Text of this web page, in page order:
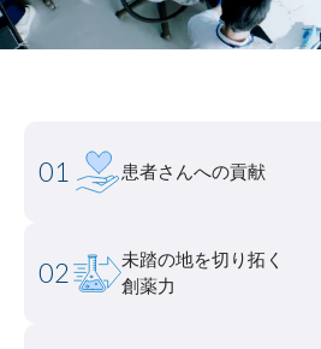
患者さんとご家族の皆さま
メディカルアフェアーズ情報提供
ニュース
小野薬品の特徴・強み
グローバル戦略
ポリシー類
オープンイノベーション
ライセンス活動
経営方針
業績報告
株式関連情報
サステナビリティ
小野薬品工業のサステナビリ
01 患者さんへの貢献
02
未踏の地を切り拓く
創薬力